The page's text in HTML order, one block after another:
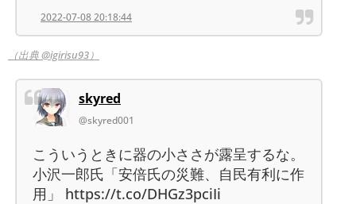
2022-07-08 20:18:44
（出典 @igirisu93）
skyred
@skyred001
こういうときに器の小ささが露呈するな。
小沢一郎氏「安倍氏の災難、自民有利に作
用」 https://t.co/DHGz3pciIi